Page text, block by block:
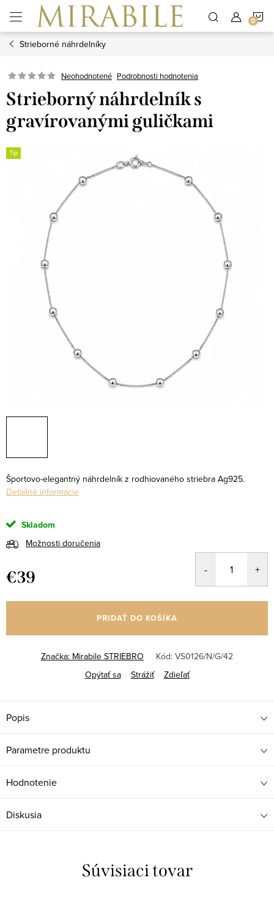
obsah
Strieborné náhrdelníky
Neohodnotené Podrobnosti hodnotenia
Strieborný náhrdelník s
gravírovanými guličkami
Tip
Športovo-elegantný náhrdelník z rodhiovaného striebra Ag925.
Detailné informácie
Skladom
Možnosti doručenia
€39
cena:
PRIDAŤ DO KOŠÍKA
Značka: Mirabile STRIEBRO Kód: VS0126/N/G/42
Opýtať sa
Strážiť Zdieľať
Popis
Parametre produktu
Hodnotenie
Diskusia
Súvisiaci tovar